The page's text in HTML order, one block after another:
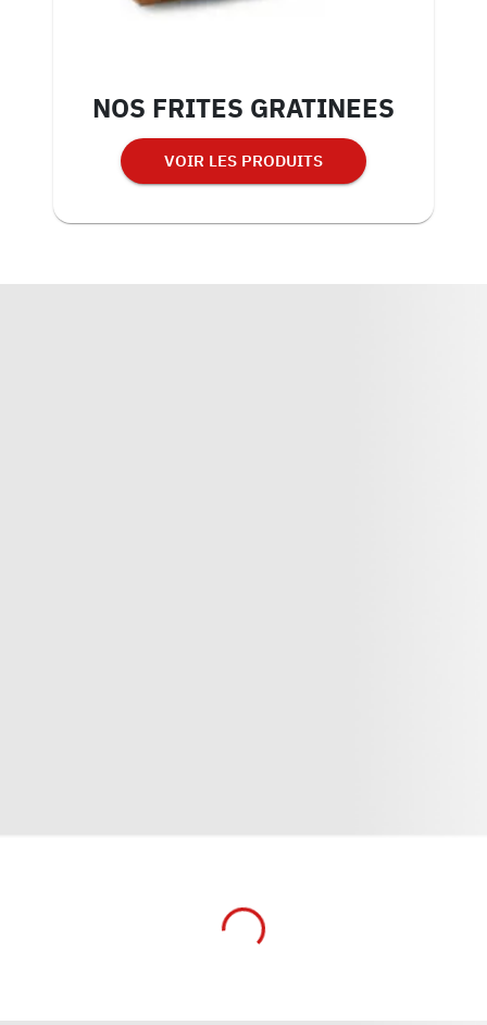
NOS FRITES GRATINEES
VOIR LES PRODUITS